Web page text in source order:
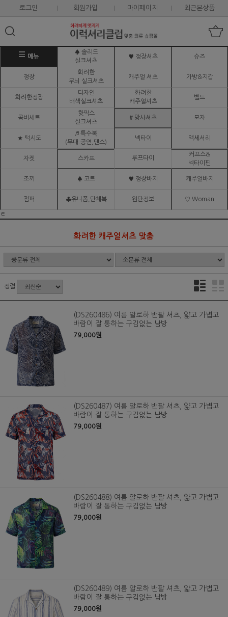
로그인 회원가입 마이페이지 최근본상품
메뉴
♠ 솔리드
실크셔츠
♥ 정장셔츠 슈즈
정장
화려한
무늬 실크셔츠
캐주얼 셔츠 가방&지갑
화려한정장
디자인
배색실크셔츠
화려한
캐주얼셔츠
벨트
콤비세트
핫픽스
실크셔츠
# 망사셔츠 모자
★ 턱시도
♬ 특수복
(무대.공연,댄스)
넥타이 액세서리
자켓 스카프 루프타이
커프스&
넥타이핀
조끼 ♠ 코트 ♥ 정장바지 캐주얼바지
점퍼 ♣유니폼,단체복 원단정보 ♡ Woman
ㅌ
화려한 캐주얼셔츠 맞춤
정렬
(DS260486) 여름 알로하 반팔 셔츠, 얇고 가볍고
바람이 잘 통하는 구김없는 남방
79,000원
(DS260487) 여름 알로하 반팔 셔츠, 얇고 가볍고
바람이 잘 통하는 구김없는 남방
79,000원
(DS260488) 여름 알로하 반팔 셔츠, 얇고 가볍고
바람이 잘 통하는 구김없는 남방
79,000원
(DS260489) 여름 알로하 반팔 셔츠, 얇고 가볍고
바람이 잘 통하는 구김없는 남방
79,000원